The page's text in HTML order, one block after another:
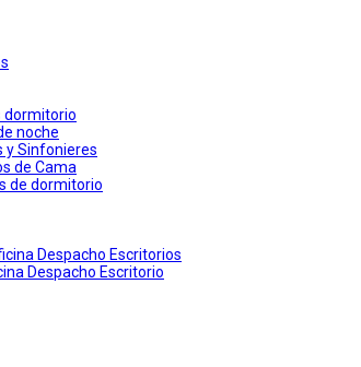
dormitorio
noche
y Sinfonieres
de Cama
de dormitorio
Despacho Escritorios
Despacho Escritorio